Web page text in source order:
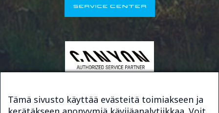
Tämä sivusto käyttää evästeitä toimiakseen ja